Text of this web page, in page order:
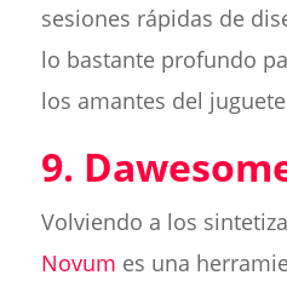
sesiones rápidas de
lo bastante profundo
los amantes del
9.
Volviendo a los
Novum es una